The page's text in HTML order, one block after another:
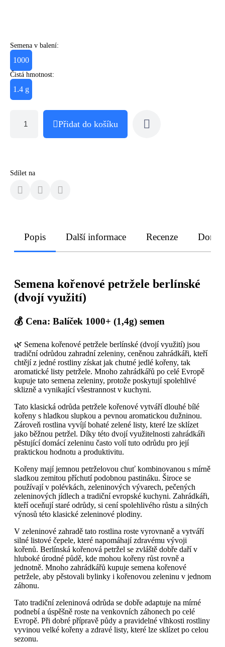
Semena v balení:
1000
Čistá hmotnost:
1.4 g
Přidat do košíku
Sdílet na
Popis Další informace Recenze
Semena kořenové petržele berlínské
(dvojí využití)
💰 Cena: Balíček 1000+ (1,4g) semen
🌿 Semena kořenové petržele berlínské (dvojí využití) jsou
tradiční odrůdou zahradní zeleniny, ceněnou zahrádkáři, kteří
chtějí z jedné rostliny získat jak chutné jedlé kořeny, tak
aromatické listy petržele. Mnoho zahrádkářů po celé Evropě
kupuje tato semena zeleniny, protože poskytují spolehlivé
sklizně a vynikající všestrannost v kuchyni.
Tato klasická odrůda petržele kořenové vytváří dlouhé bílé
kořeny s hladkou slupkou a pevnou aromatickou dužninou.
Zároveň rostlina vyvíjí bohaté zelené listy, které lze sklízet
jako běžnou petržel. Díky této dvojí využitelnosti zahrádkáři
pěstující domácí zeleninu často volí tuto odrůdu pro její
praktickou hodnotu a produktivitu.
Kořeny mají jemnou petrželovou chuť kombinovanou s mírně
sladkou zemitou příchutí podobnou pastináku. Široce se
používají v polévkách, zeleninových vývarech, pečených
zeleninových jídlech a tradiční evropské kuchyni. Zahrádkáři,
kteří oceňují staré odrůdy, si cení spolehlivého růstu a silných
výnosů této klasické zeleninové plodiny.
V zeleninové zahradě tato rostlina roste vyrovnaně a vytváří
silné listové čepele, které napomáhají zdravému vývoji
kořenů. Berlínská kořenová petržel se zvláště dobře daří v
hluboké úrodné půdě, kde mohou kořeny růst rovně a
jednotně. Mnoho zahrádkářů kupuje semena kořenové
petržele, aby pěstovali bylinky i kořenovou zeleninu v jednom
záhonu.
Tato tradiční zeleninová odrůda se dobře adaptuje na mírné
podnebí a úspěšně roste na venkovních záhonech po celé
Evropě. Při dobré přípravě půdy a pravidelné vlhkosti rostliny
vyvinou velké kořeny a zdravé listy, které lze sklízet po celou
sezonu.